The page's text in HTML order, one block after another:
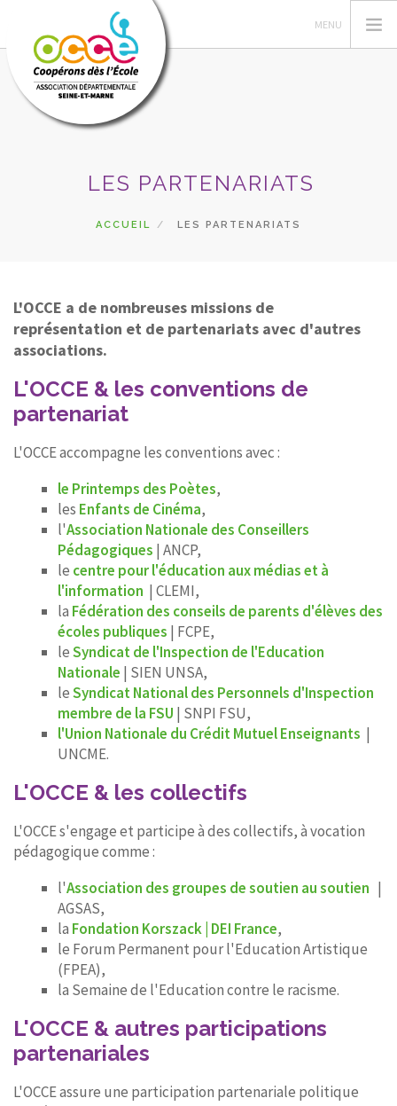
ACTIONS PÉDA
RECHERCHER
CONTACT
LES PARTENARIATS
ACCUEIL LES PARTENARIATS
L'OCCE a de nombreuses missions de
représentation et de partenariats avec d'autres
associations.
L'OCCE & les conventions de
partenariat
L'OCCE accompagne les conventions avec :
le Printemps des Poètes,
les Enfants de Cinéma,
l'Association Nationale des Conseillers
Pédagogiques | ANCP,
le centre pour l'éducation aux médias et à
l'information | CLEMI,
la Fédération des conseils de parents d'élèves des
écoles publiques | FCPE,
leSyndicat de l'Inspection de l'Education
Nationale | SIEN UNSA,
leSyndicat National des Personnels d'Inspection
membre de la FSU | SNPI FSU,
l'Union Nationale du Crédit Mutuel Enseignants |
UNCME.
L'OCCE & les collectifs
L'OCCE s'engage et participe à des collectifs, à vocation
pédagogique comme :
l'Association des groupes de soutien au soutien |
AGSAS,
la Fondation Korszack | DEI France,
le Forum Permanent pour l'Education Artistique
(FPEA),
la Semaine de l'Education contre le racisme.
L'OCCE & autres participations
partenariales
L'OCCE assure une participation partenariale politique